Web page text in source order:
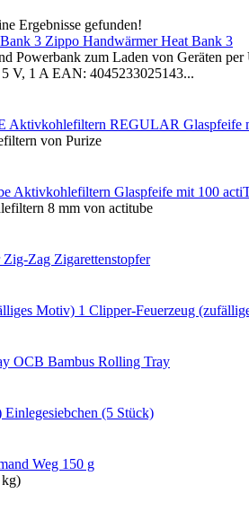
Ergebnisse gefunden!
Zippo Handwärmer Heat Bank 3
Powerbank zum Laden von Geräten
V, 1 A EAN: 4045233025143...
Glaspfeife
von Purize
Glaspfeife mit 100
8 mm von actitube
Zig-Zag Zigarettenstopfer
1 Clipper-Feuerzeug
OCB Bambus Rolling Tray
Einlegesiebchen (5 Stück)
Weg 150 g